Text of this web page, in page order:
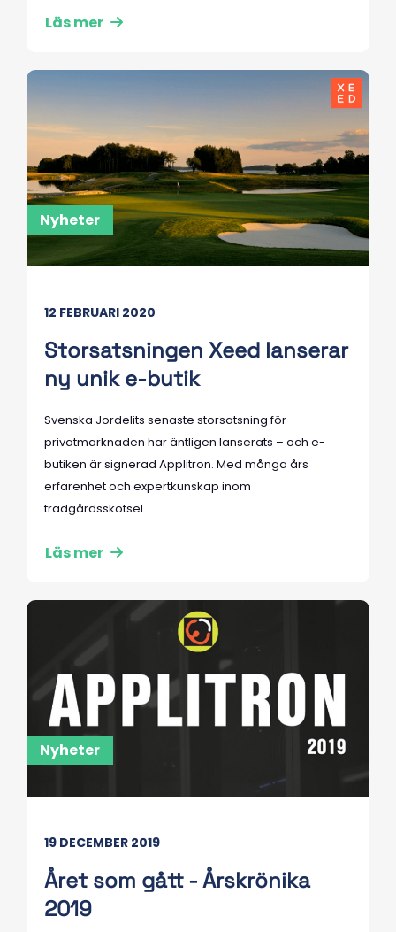
Läs mer
Nyheter
12 FEBRUARI 2020
Storsatsningen Xeed lanserar
ny unik e-butik
Svenska Jordelits senaste storsatsning för
privatmarknaden har äntligen lanserats – och e-
butiken är signerad Applitron. Med många års
erfarenhet och expertkunskap inom
trädgårdsskötsel...
Läs mer
Nyheter
19 DECEMBER 2019
Året som gått - Årskrönika
2019